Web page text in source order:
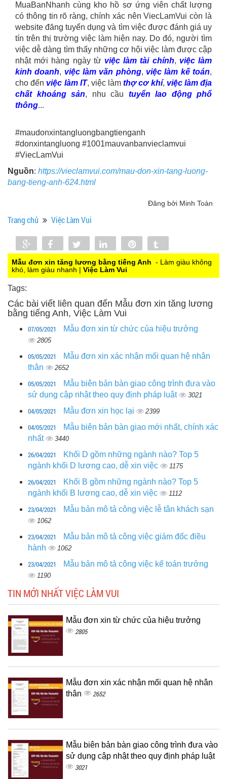
MuaBanNhanh cùng kho hồ sơ ứng viên chất lượng
có thông tin rõ ràng, chính xác nên ViecLamVui còn là
website đăng tuyển dụng và tìm việc được đánh giá uy
tín trên thị trường việc làm hiện nay. Do đó, người tìm
việc dễ dàng tìm thấy những cơ hội việc làm được cập
nhật mới hàng ngày từ việc làm tài chính, việc làm
kinh doanh, việc làm văn phòng, việc làm kế toán,
cho đến việc làm IT, việc làmthợ cơ khí, việc làm địa
chất khoáng sản, nhu cầu tuyển lao động phổ
thông...
#maudonxintangluongbangtienganh
#donxintangluong #1001mauvanbanvieclamvui
#ViecLamVui
Nguồn: https://vieclamvui.com/mau-don-xin-tang-luong-
bang-tieng-anh-624.html
Đăng bởi Minh Toàn
Trang chủ Việc Làm Vui
Share Share Tweet Share
0
Mẫu đơn xin tăng lương bằng tiếng Anh - Làm giàu không
khó, làm giàu nhanh | Việc Làm Vui
Tags:
Các bài viết liên quan đến Mẫu đơn xin tăng lương
bằng tiếng Anh, Việc Làm Vui
07/05/2021 Mẫu đơn xin từ chức của hiệu trưởng
2805
05/05/2021
Mẫu đơn xin xác nhận mối quan hệ nhân
thân
2652
05/05/2021
Mẫu biên bản bàn giao công trình đưa vào
sử dụng cập nhật theo quy định pháp luật
3021
04/05/2021 Mẫu đơn xin học lại 2399
04/05/2021
Mẫu biên bản bàn giao mới nhất, chính xác
nhất
3440
26/04/2021
Khối D gồm những ngành nào? Top 5
ngành khối D lương cao, dễ xin việc
1175
26/04/2021
Khối B gồm những ngành nào? Top 5
ngành khối B lương cao, dễ xin việc
1112
23/04/2021 Mẫu bản mô tả công việc lễ tân khách sạn
1062
23/04/2021
Mẫu bản mô tả công việc giám đốc điều
hành
1062
23/04/2021 Mẫu bản mô tả công việc kế toán trưởng
1190
TIN MỚI NHẤT VIỆC LÀM VUI
Mẫu đơn xin từ chức của hiệu trưởng
2805
Mẫu đơn xin xác nhận mối quan hệ nhân
thân
2652
Mẫu biên bản bàn giao công trình đưa vào
sử dụng cập nhật theo quy định pháp luật
3021